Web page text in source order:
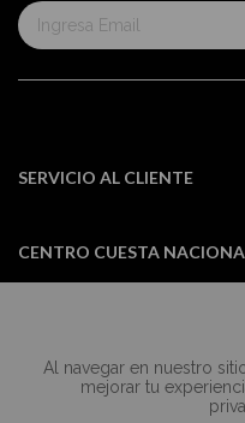
Al navegar en nuestro
mejorar tu
Suscríbase
al
informativo:
SERVICIO AL CLIENTE
CENTRO CUESTA
Todos los